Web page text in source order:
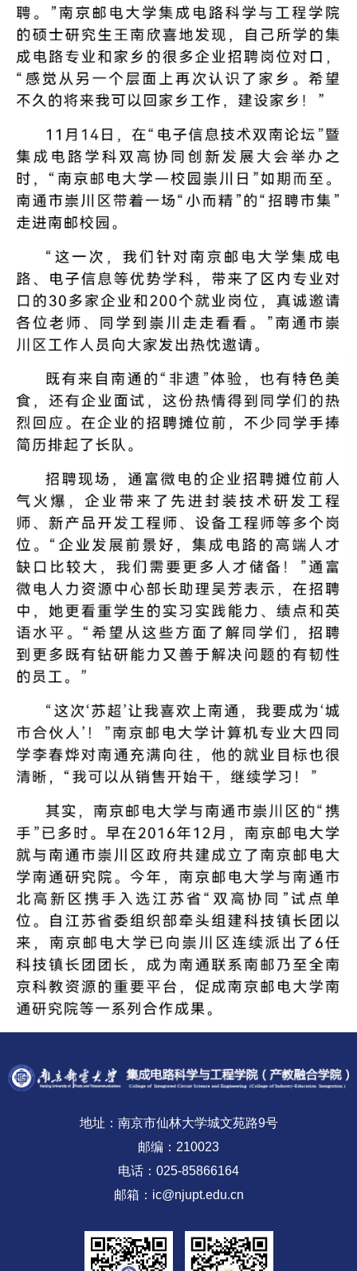
地址：南京市仙林大学城文苑路9号
邮编：210023
电话：025-85866164
邮箱：ic@njupt.edu.cn